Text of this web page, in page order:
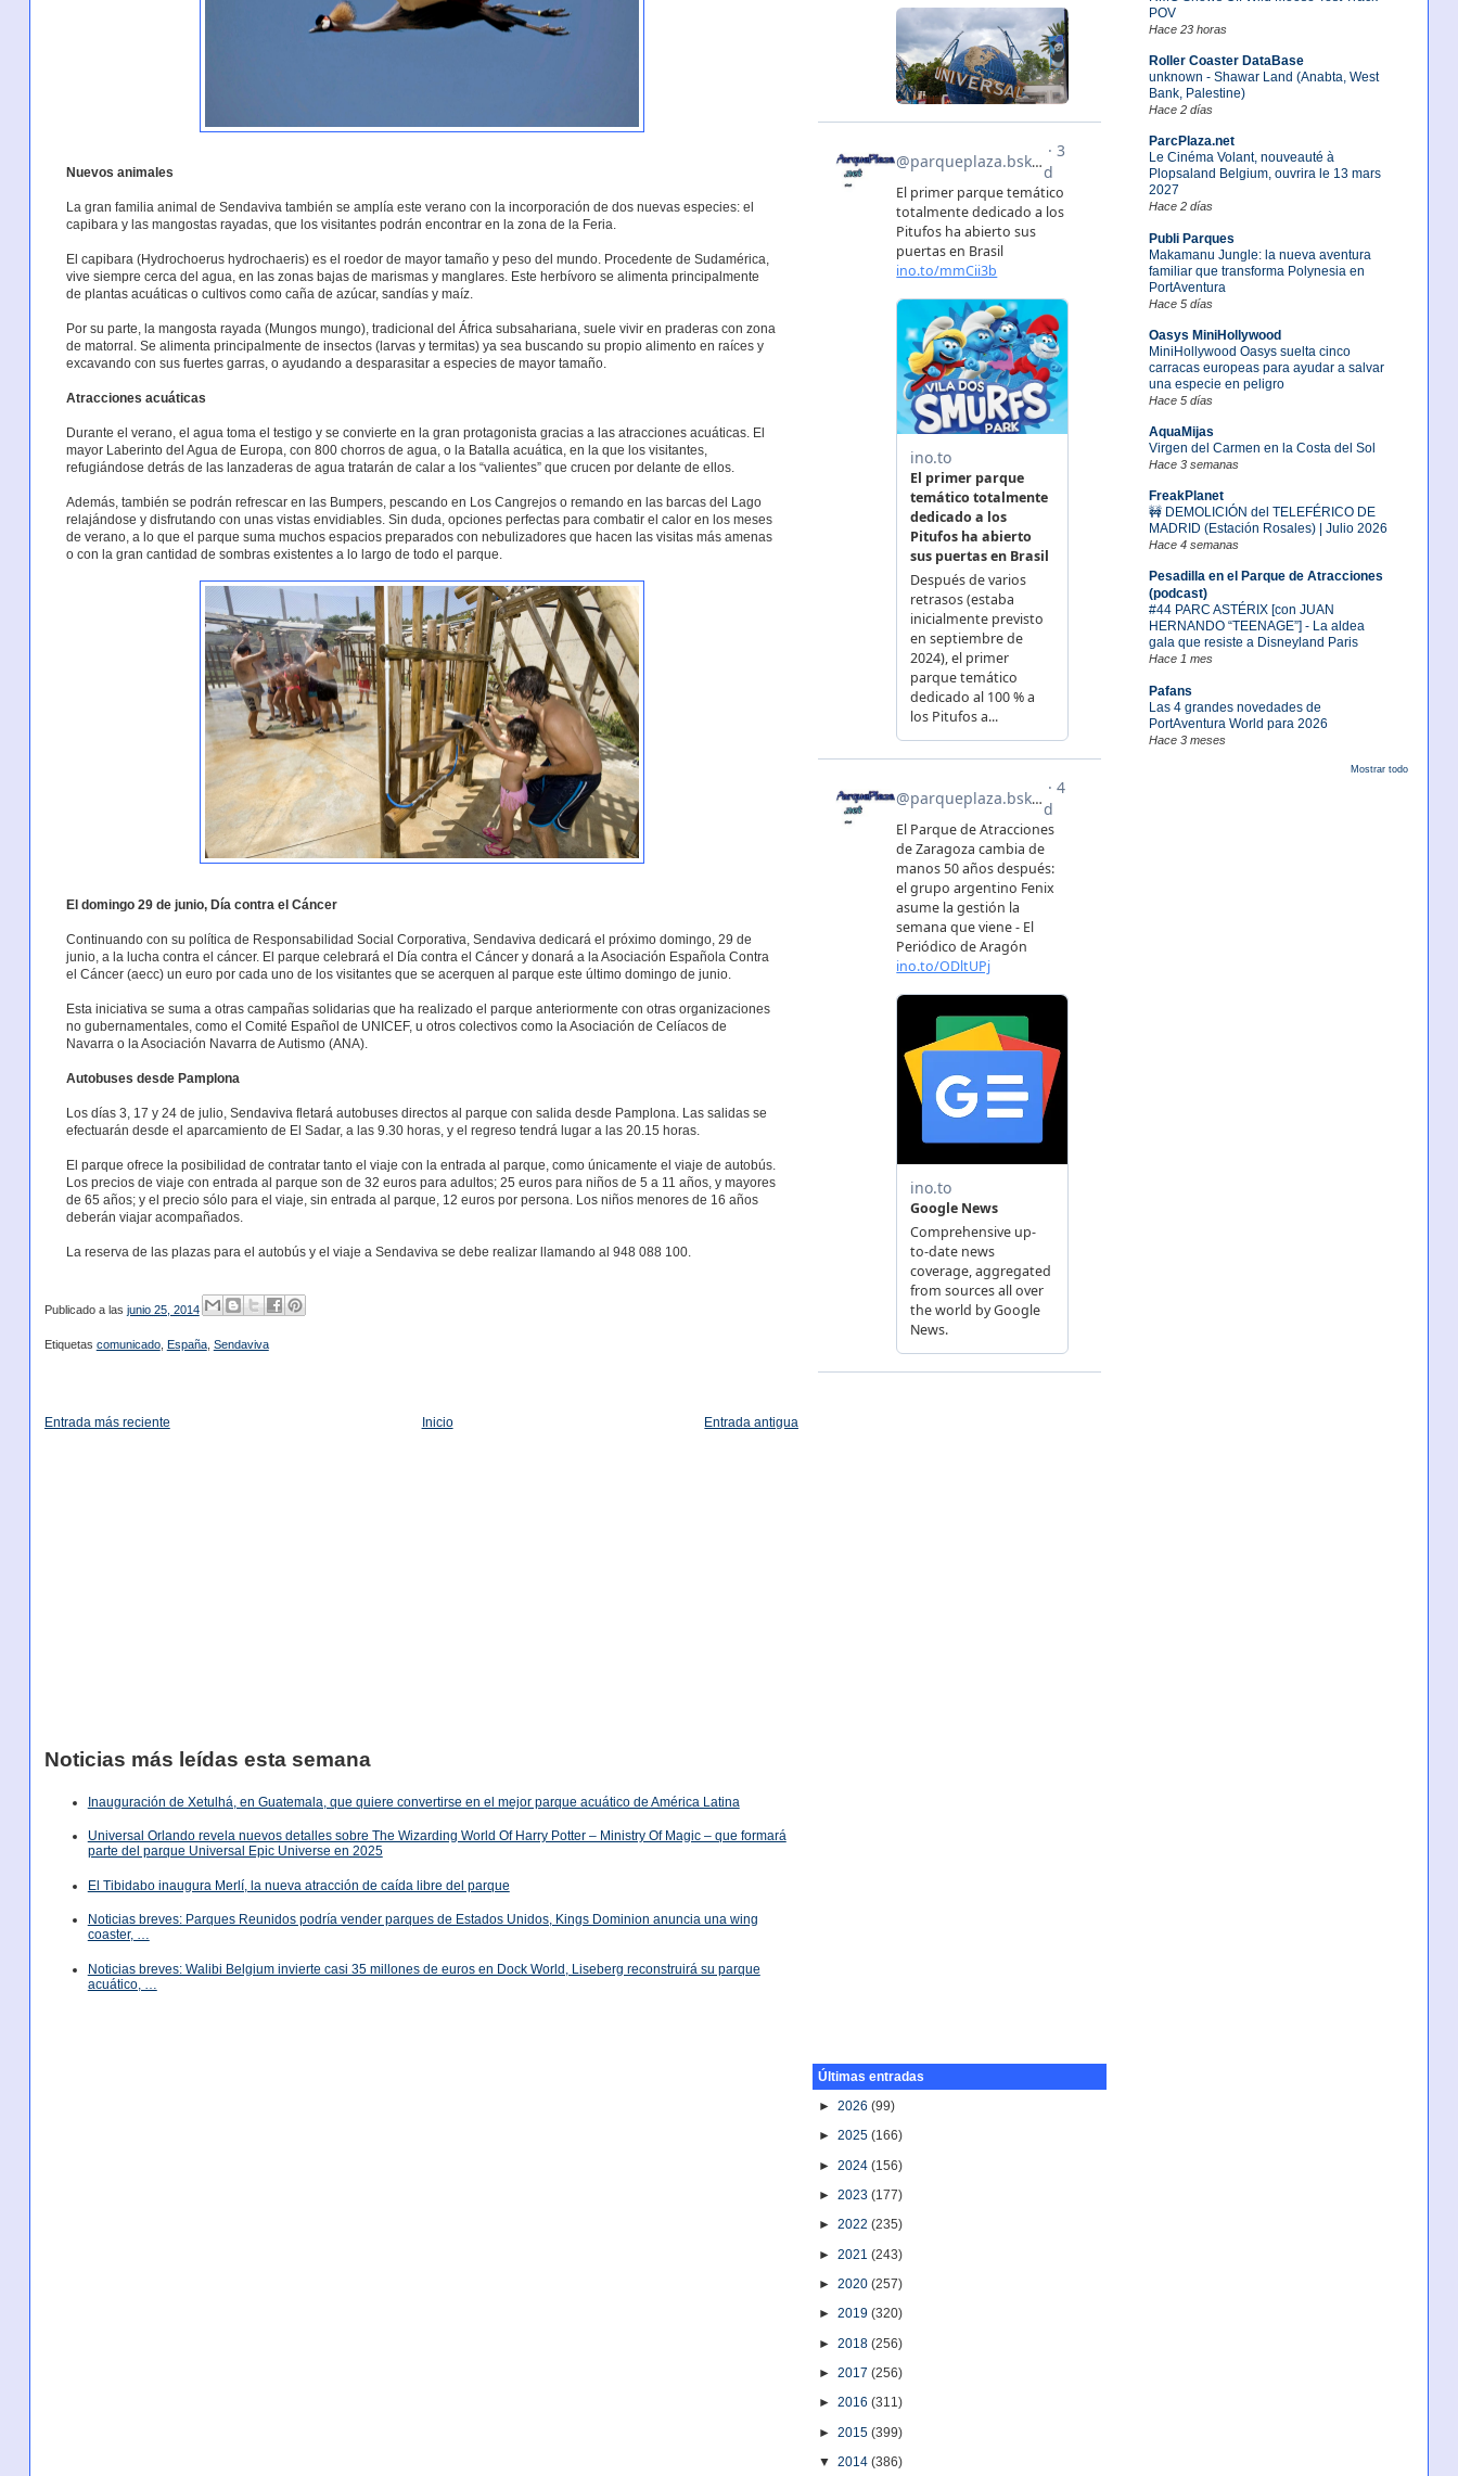
POV
Hace 23 horas
Roller Coaster DataBase
unknown - Shawar Land (Anabta, West
Bank, Palestine)
Hace 2 días
ParcPlaza.net
Le Cinéma Volant, nouveauté à
Plopsaland Belgium, ouvrira le 13 mars
2027
Hace 2 días
Publi Parques
Makamanu Jungle: la nueva aventura
familiar que transforma Polynesia en
PortAventura
Hace 5 días
Oasys MiniHollywood
MiniHollywood Oasys suelta cinco
carracas europeas para ayudar a salvar
una especie en peligro
Hace 5 días
AquaMijas
Virgen del Carmen en la Costa del Sol
Hace 3 semanas
FreakPlanet
🚧 DEMOLICIÓN del TELEFÉRICO DE
MADRID (Estación Rosales) | Julio 2026
Hace 4 semanas
Pesadilla en el Parque de Atracciones
(podcast)
#44 PARC ASTÉRIX [con JUAN
HERNANDO “TEENAGE”] - La aldea
gala que resiste a Disneyland Paris
Hace 1 mes
Pafans
Las 4 grandes novedades de
PortAventura World para 2026
Hace 3 meses
Mostrar todo
Nuevos animales
La gran familia animal de Sendaviva también se amplía este verano con la incorporación de dos nuevas especies: el
capibara y las mangostas rayadas, que los visitantes podrán encontrar en la zona de la Feria.
El capibara (Hydrochoerus hydrochaeris) es el roedor de mayor tamaño y peso del mundo. Procedente de Sudamérica,
vive siempre cerca del agua, en las zonas bajas de marismas y manglares. Este herbívoro se alimenta principalmente
de plantas acuáticas o cultivos como caña de azúcar, sandías y maíz.
Por su parte, la mangosta rayada (Mungos mungo), tradicional del África subsahariana, suele vivir en praderas con zona
de matorral. Se alimenta principalmente de insectos (larvas y termitas) ya sea buscando su propio alimento en raíces y
excavando con sus fuertes garras, o ayudando a desparasitar a especies de mayor tamaño.
Atracciones acuáticas
Durante el verano, el agua toma el testigo y se convierte en la gran protagonista gracias a las atracciones acuáticas. El
mayor Laberinto del Agua de Europa, con 800 chorros de agua, o la Batalla acuática, en la que los visitantes,
refugiándose detrás de las lanzaderas de agua tratarán de calar a los “valientes” que crucen por delante de ellos.
Además, también se podrán refrescar en las Bumpers, pescando en Los Cangrejos o remando en las barcas del Lago
relajándose y disfrutando con unas vistas envidiables. Sin duda, opciones perfectas para combatir el calor en los meses
de verano, a lo que el parque suma muchos espacios preparados con nebulizadores que hacen las visitas más amenas
o con la gran cantidad de sombras existentes a lo largo de todo el parque.
El domingo 29 de junio, Día contra el Cáncer
Continuando con su política de Responsabilidad Social Corporativa, Sendaviva dedicará el próximo domingo, 29 de
junio, a la lucha contra el cáncer. El parque celebrará el Día contra el Cáncer y donará a la Asociación Española Contra
el Cáncer (aecc) un euro por cada uno de los visitantes que se acerquen al parque este último domingo de junio.
Esta iniciativa se suma a otras campañas solidarias que ha realizado el parque anteriormente con otras organizaciones
no gubernamentales, como el Comité Español de UNICEF, u otros colectivos como la Asociación de Celíacos de
Navarra o la Asociación Navarra de Autismo (ANA).
Autobuses desde Pamplona
Los días 3, 17 y 24 de julio, Sendaviva fletará autobuses directos al parque con salida desde Pamplona. Las salidas se
efectuarán desde el aparcamiento de El Sadar, a las 9.30 horas, y el regreso tendrá lugar a las 20.15 horas.
El parque ofrece la posibilidad de contratar tanto el viaje con la entrada al parque, como únicamente el viaje de autobús.
Los precios de viaje con entrada al parque son de 32 euros para adultos; 25 euros para niños de 5 a 11 años, y mayores
de 65 años; y el precio sólo para el viaje, sin entrada al parque, 12 euros por persona. Los niños menores de 16 años
deberán viajar acompañados.
La reserva de las plazas para el autobús y el viaje a Sendaviva se debe realizar llamando al 948 088 100.
Publicado a las junio 25, 2014
Etiquetas comunicado, España, Sendaviva
Entrada más reciente Entrada antigua
Inicio
Noticias más leídas esta semana
Inauguración de Xetulhá, en Guatemala, que quiere convertirse en el mejor parque acuático de América Latina
Universal Orlando revela nuevos detalles sobre The Wizarding World Of Harry Potter – Ministry Of Magic – que formará
parte del parque Universal Epic Universe en 2025
El Tibidabo inaugura Merlí, la nueva atracción de caída libre del parque
Noticias breves: Parques Reunidos podría vender parques de Estados Unidos, Kings Dominion anuncia una wing
coaster, …
Noticias breves: Walibi Belgium invierte casi 35 millones de euros en Dock World, Liseberg reconstruirá su parque
acuático, …
Últimas entradas
►2026(99)
►2025(166)
►2024(156)
►2023(177)
►2022(235)
►2021(243)
►2020(257)
►2019(320)
►2018(256)
►2017(256)
►2016(311)
►2015(399)
▼2014(386)